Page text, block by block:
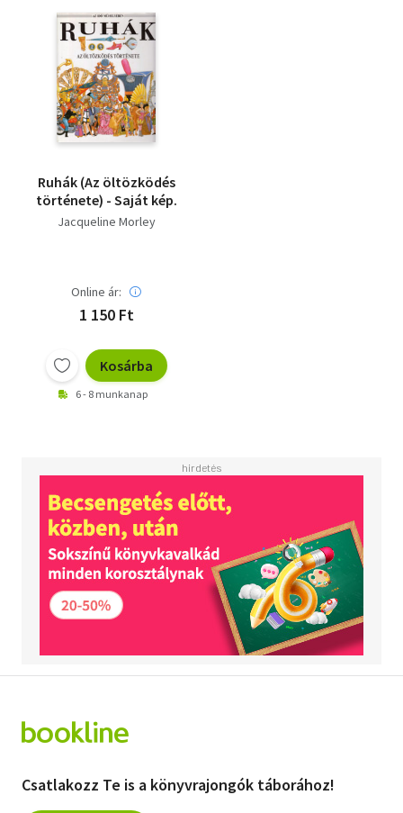
Ruhák (Az öltözködés
története) - Saját kép.
Jacqueline Morley
Online ár:
1 150 Ft
Kosárba
6 - 8 munkanap
Csatlakozz Te is a könyvrajongók táborához!